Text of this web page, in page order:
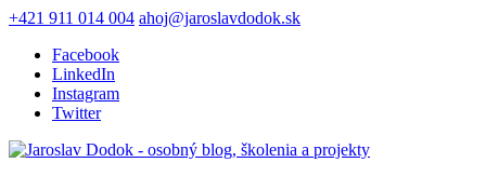
+421 911 014 004 ahoj@jaroslavdodok.sk
Facebook
LinkedIn
Instagram
Twitter